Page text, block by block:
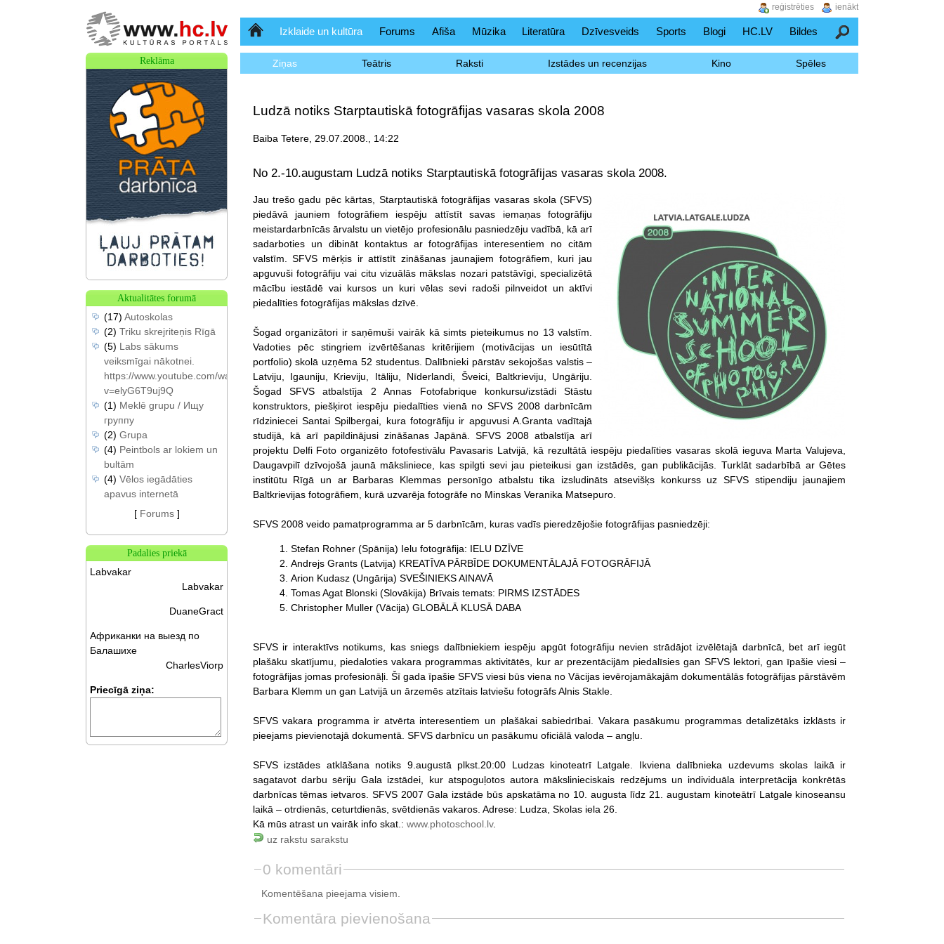
SākumlapaIzklaide un kultūra Forums Afiša Mūzika Literatūra Dzīvesveids Sports Blogi HC.LV Bildes Meklēšana
Ziņas Teātris Raksti Izstādes un recenzijas Kino Spēles
Ludzā notiks Starptautiskā fotogrāfijas vasaras skola 2008
Baiba Tetere, 29.07.2008., 14:22
No 2.-10.augustam Ludzā notiks Starptautiskā fotogrāfijas vasaras skola 2008.
Jau trešo gadu pēc kārtas, Starptautiskā fotogrāfijas vasaras skola (SFVS)
piedāvā jauniem fotogrāfiem iespēju attīstīt savas iemaņas fotogrāfiju
meistardarbnīcās ārvalstu un vietējo profesionālu pasniedzēju vadībā, kā arī
sadarboties un dibināt kontaktus ar fotogrāfijas interesentiem no citām
valstīm. SFVS mērķis ir attīstīt zināšanas jaunajiem fotogrāfiem, kuri jau
apguvuši fotogrāfiju vai citu vizuālās mākslas nozari patstāvīgi, specializētā
mācību iestādē vai kursos un kuri vēlas sevi radoši pilnveidot un aktīvi
piedalīties fotogrāfijas mākslas dzīvē.
Šogad organizātori ir saņēmuši vairāk kā simts pieteikumus no 13 valstīm.
Vadoties pēc stingriem izvērtēšanas kritērijiem (motivācijas un iesūtītā
portfolio) skolā uzņēma 52 studentus. Dalībnieki pārstāv sekojošas valstis –
Latviju, Igauniju, Krieviju, Itāliju, Nīderlandi, Šveici, Baltkrieviju, Ungāriju.
Šogad SFVS atbalstīja 2 Annas Fotofabrique konkursu/izstādi Stāstu
konstruktors, piešķirot iespēju piedalīties vienā no SFVS 2008 darbnīcām
rīdziniecei Santai Spilbergai, kura fotogrāfiju ir apguvusi A.Granta vadītajā
studijā, kā arī papildinājusi zināšanas Japānā. SFVS 2008 atbalstīja arī
projektu Delfi Foto organizēto fotofestivālu Pavasaris Latvijā, kā rezultātā iespēju piedalīties vasaras skolā ieguva Marta Valujeva,
Daugavpilī dzīvojošā jaunā māksliniece, kas spilgti sevi jau pieteikusi gan izstādēs, gan publikācijās. Turklāt sadarbībā ar Gētes
institūtu Rīgā un ar Barbaras Klemmas personīgo atbalstu tika izsludināts atsevišķs konkurss uz SFVS stipendiju jaunajiem
Baltkrievijas fotogrāfiem, kurā uzvarēja fotogrāfe no Minskas Veranika Matsepuro.
SFVS 2008 veido pamatprogramma ar 5 darbnīcām, kuras vadīs pieredzējošie fotogrāfijas pasniedzēji:
Stefan Rohner (Spānija) Ielu fotogrāfija: IELU DZĪVE
Andrejs Grants (Latvija) KREATĪVA PĀRBĪDE DOKUMENTĀLAJĀ FOTOGRĀFIJĀ
Arion Kudasz (Ungārija) SVEŠINIEKS AINAVĀ
Tomas Agat Blonski (Slovākija) Brīvais temats: PIRMS IZSTĀDES
Christopher Muller (Vācija) GLOBĀLĀ KLUSĀ DABA
SFVS ir interaktīvs notikums, kas sniegs dalībniekiem iespēju apgūt fotogrāfiju nevien strādājot izvēlētajā darbnīcā, bet arī iegūt
plašāku skatījumu, piedaloties vakara programmas aktivitātēs, kur ar prezentācijām piedalīsies gan SFVS lektori, gan īpašie viesi –
fotogrāfijas jomas profesionāļi. Šī gada īpašie SFVS viesi būs viena no Vācijas ievērojamākajām dokumentālās fotogrāfijas pārstāvēm
Barbara Klemm un gan Latvijā un ārzemēs atzītais latviešu fotogrāfs Alnis Stakle.
SFVS vakara programma ir atvērta interesentiem un plašākai sabiedrībai. Vakara pasākumu programmas detalizētāks izklāsts ir
pieejams pievienotajā dokumentā. SFVS darbnīcu un pasākumu oficiālā valoda – angļu.
SFVS izstādes atklāšana notiks 9.augustā plkst.20:00 Ludzas kinoteatrī Latgale. Ikviena dalībnieka uzdevums skolas laikā ir
sagatavot darbu sēriju Gala izstādei, kur atspoguļotos autora mākslinieciskais redzējums un individuāla interpretācija konkrētās
darbnīcas tēmas ietvaros. SFVS 2007 Gala izstāde būs apskatāma no 10. augusta līdz 21. augustam kinoteātrī Latgale kinoseansu
laikā – otrdienās, ceturtdienās, svētdienās vakaros. Adrese: Ludza, Skolas iela 26.
Kā mūs atrast un vairāk info skat.: www.photoschool.lv.
uz rakstu sarakstu
0 komentāri
Komentēšana pieejama visiem.
Komentāra pievienošana
Reklāma
Aktualitātes forumā
(17) Autoskolas
(2) Triku skrejriteņis Rīgā
(5) Labs sākums
veiksmīgai nākotnei.
https://www.youtube.com/watch?
v=elyG6T9uj9Q
(1) Meklē grupu / Ищу
группу
(2) Grupa
(4) Peintbols ar lokiem un
bultām
(4) Vēlos iegādāties
apavus internetā
[ Forums]
Padalies priekā
Labvakar
Labvakar
DuaneGract
Африканки на выезд по
Балашихе
CharlesViorp
Priecīgā ziņa:
ienākt
reģistrēties